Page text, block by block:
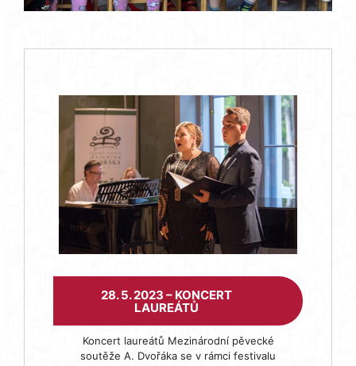
28. 5. 2023 – KONCERT
LAUREÁTŮ
Koncert laureátů Mezinárodní pěvecké
soutěže A. Dvořáka se v rámci festivalu